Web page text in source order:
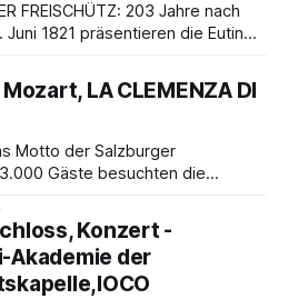
203 Jahre nach
1821 präsentieren die Eutiner
Generalsanierung ....
LA CLEMENZA DI
Motto der Salzburger
Gäste besuchten die
für Mozart wurde bei den
2024 La clemenza di Tito von
am 17. und 19. Mai 2024
Konzert -
Akademie der